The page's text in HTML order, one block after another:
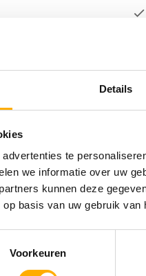
Details
te
we informatie over uw
kunnen deze
basis van uw gebruik van
Voorkeuren